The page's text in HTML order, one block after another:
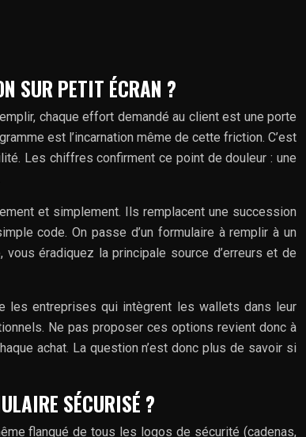
SUR PETIT ÉCRAN ?
chaque effort demandé au client est une porte
est l’incarnation même de cette friction. C’est
Les chiffres confirment ce point de douleur : une
et simplement. Ils remplacent une succession
code. On passe d’un formulaire à remplir à un
vous éradiquez la principale source d’erreurs et de
les entreprises qui intègrent les wallets dans leur
Ne pas proposer ces options revient donc à
achat. La question n’est donc plus de savoir si
SÉCURISÉ ?
flanqué de tous les logos de sécurité (cadenas,